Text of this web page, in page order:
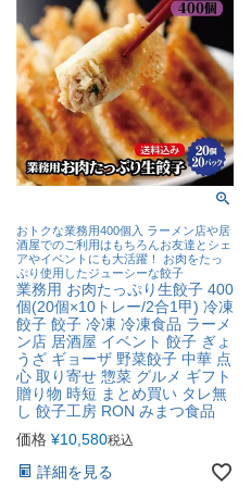
おトクな業務用400個入 ラーメン店や居
酒屋でのご利用はもちろんお友達とシェ
アやイベントにも大活躍！ お肉をたっ
ぷり使用したジューシーな餃子
業務用 お肉たっぷり生餃子 400
個(20個×10トレー/2合1甲) 冷凍
餃子 餃子 冷凍 冷凍食品 ラーメ
ン店 居酒屋 イベント 餃子 ぎょ
うざ ギョーザ 野菜餃子 中華 点
心 取り寄せ 惣菜 グルメ ギフト
贈り物 時短 まとめ買い タレ無
し 餃子工房 RON みまつ食品
価格 ¥10,580税込
詳細を見る